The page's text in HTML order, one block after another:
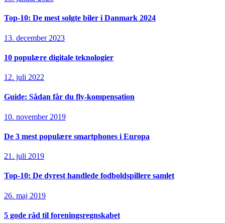
Top-10: De mest solgte biler i Danmark 2024
13. december 2023
10 populære digitale teknologier
12. juli 2022
Guide: Sådan får du fly-kompensation
10. november 2019
De 3 mest populære smartphones i Europa
21. juli 2019
Top-10: De dyrest handlede fodboldspillere samlet
26. maj 2019
5 gode råd til foreningsregnskabet